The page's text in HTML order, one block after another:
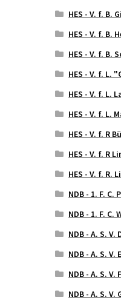
HES - V. f. B.
HES - V. f. B.
HES - V. f. B.
HES - V. f. L.
HES - V. f. L.
HES - V. f. L.
HES - V. f. R
HES - V. f. R
HES - V. f. R.
NDB - 1. F. C.
NDB - 1. F. C.
NDB - A. S. V.
NDB - A. S. V.
NDB - A. S. V.
NDB - A. S.